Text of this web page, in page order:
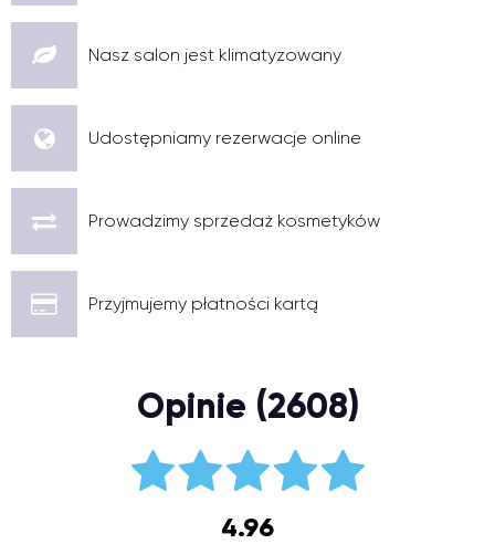
Nasz salon jest klimatyzowany
Udostępniamy rezerwacje online
Prowadzimy sprzedaż kosmetyków
Przyjmujemy płatności kartą
Opinie (2608)
4.96